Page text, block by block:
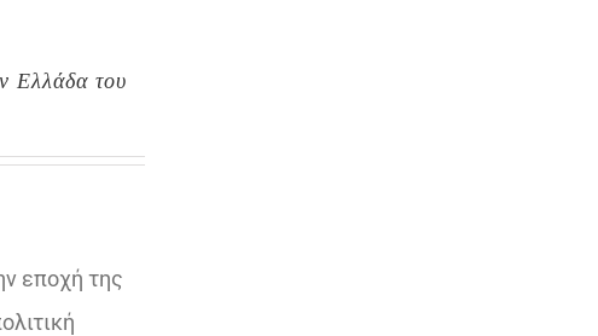
Ελλάδα του
εποχή της